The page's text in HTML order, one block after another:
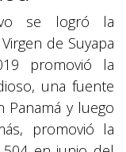
se logró la
de Suyapa
promovió la
una fuente
Panamá y luego
promovió la